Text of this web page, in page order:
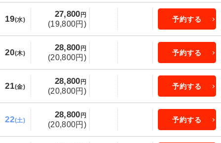
19(水)
27,800 円
(19,800円)
予約する
20(木)
28,800 円
(20,800円)
予約する
21(金)
28,800 円
(20,800円)
予約する
22(土)
28,800 円
(20,800円)
予約する